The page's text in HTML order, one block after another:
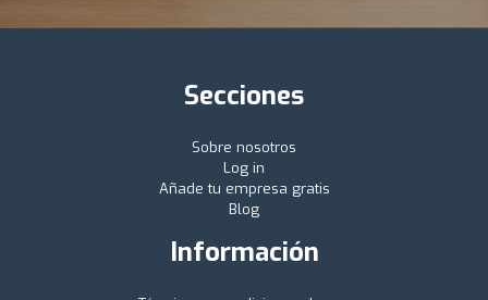
Secciones
Sobre nosotros
Log in
Añade tu empresa gratis
Blog
Información